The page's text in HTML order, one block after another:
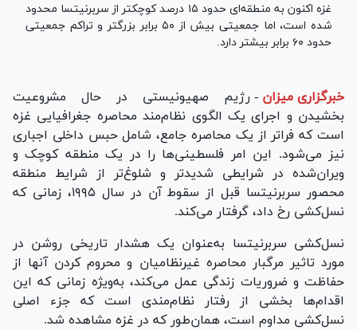
غزه اکنون به منطقه‌ای حدود ۱۵ درصد کوچکتر از سربرنیتسا محدود
شده است، اما جمعیتی بیش از ۵۰ برابر بزرگتر و تراکم جمعیتی
حدود ۶۰ برابر بیشتر دارد.
خبرگزاری میزان - رژیم صهیونیستی در حال مشروعیت
بخشیدن و اجرای یک الگوی نظام‌مند محاصره جغرافیایی غزه
است که فراتر از یک محاصره جامع، شامل حبس داخلی اجباری
نیز می‌شود. این امر فلسطینی‌ها را در یک منطقه کوچک و
ویران‌شده در شرایطی شدیدتر و شلوغ‌تر از شرایط منطقه
محصور سربرنیتسا قبل از سقوط آن در سال ۱۹۹۵، زمانی که
نسل‌کشی رخ داد، گرفتار می‌کند.
نسل‌کشی سربرنیتسا به‌عنوان یک هشدار تاریخی روشن در
مورد تاثیر مرگبار محاصره غیرنظامیان و محروم کردن آنها از
حفاظت و ضروریات زندگی عمل می‌کند، به‌ویژه زمانی که این
اقدام‌ها بخشی از رفتار نظام‌مندی است که جزء اصلی
نسل‌کشی مداوم است، همان‌طور که در غزه مشاهده شد.